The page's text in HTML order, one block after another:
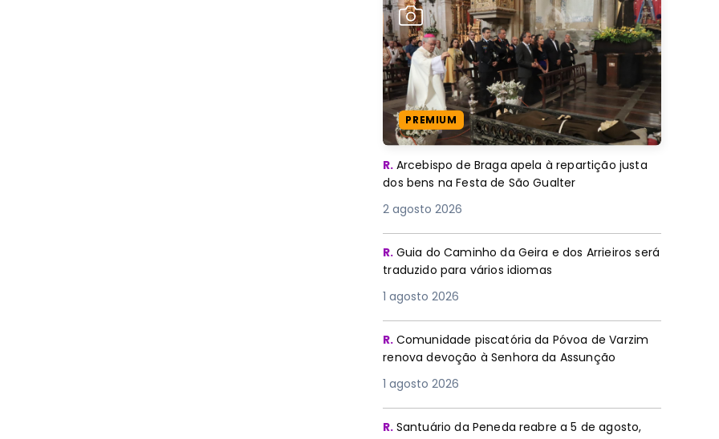
PREMIUM
R. Arcebispo de Braga apela à repartição justa
dos bens na Festa de São Gualter
2 agosto 2026
R. Guia do Caminho da Geira e dos Arrieiros será
traduzido para vários idiomas
1 agosto 2026
R. Comunidade piscatória da Póvoa de Varzim
renova devoção à Senhora da Assunção
1 agosto 2026
R. Santuário da Peneda reabre a 5 de agosto,